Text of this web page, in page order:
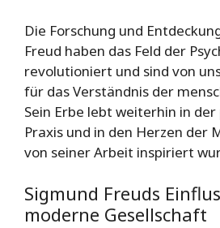
Die Forschung und
Freud haben das Feld der
revolutioniert und sind von
für das Verständnis der
Sein Erbe lebt weiterhin in der
Praxis und in den Herzen der
von seiner Arbeit inspiriert
Sigmund Freuds
moderne Gesellschaft